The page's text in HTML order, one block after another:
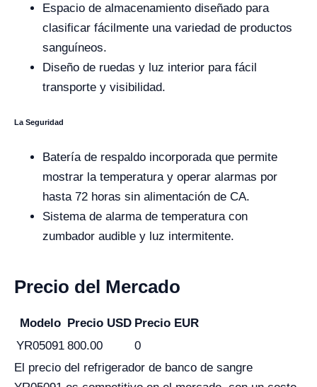
Espacio de almacenamiento diseñado para
clasificar fácilmente una variedad de productos
sanguíneos.
Diseño de ruedas y luz interior para fácil
transporte y visibilidad.
La Seguridad
Batería de respaldo incorporada que permite
mostrar la temperatura y operar alarmas por
hasta 72 horas sin alimentación de CA.
Sistema de alarma de temperatura con
zumbador audible y luz intermitente.
Precio del Mercado
Modelo Precio USD Precio EUR
YR05091 800.00
0
El precio del refrigerador de banco de sangre